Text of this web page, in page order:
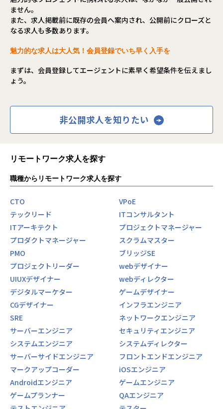
ません。
また、求人掲載前に既存の会員へ案内され、公開前にクローズと
なる求人も多数あります。
魅力的な求人は大人気！会員登録でいち早く入手を
まずは、会員登録してエージェントに素早く希望条件を伝えまし
ょう。
非公開求人を知りたい
リモートワーク求人を探す
職種からリモートワーク求人を探す
CTO
VPoE
テックリード
ITコンサルタント
ITアーキテクト
プロジェクトマネージャー
プロダクトマネージャー
スクラムマスター
PMO
ブリッジSE
プロジェクトリーダー
webデザイナー
UIUXデザイナー
webディレクター
デジタルマーケター
ゲームデザイナー
CGデザイナー
インフラエンジニア
SRE
ネットワークエンジニア
サーバーエンジニア
セキュリティエンジニア
システムエンジニア
システムディレクター
サーバーサイドエンジニア
フロントエンドエンジニア
マークアップコーダー
iOSエンジニア
Androidエンジニア
ゲームエンジニア
ゲームプランナー
QAエンジニア